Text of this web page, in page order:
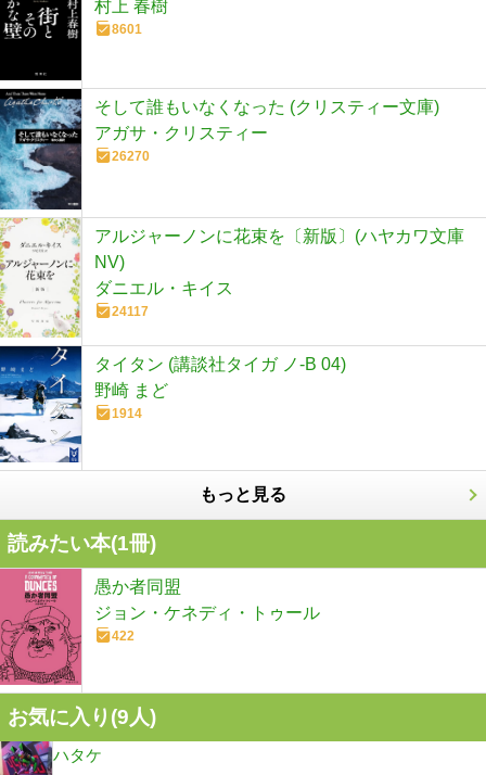
村上 春樹
8601
そして誰もいなくなった (クリスティー文庫)
アガサ・クリスティー
26270
アルジャーノンに花束を〔新版〕(ハヤカワ文庫
NV)
ダニエル・キイス
24117
タイタン (講談社タイガ ノ-B 04)
野崎 まど
1914
もっと見る
読みたい本(1冊)
愚か者同盟
ジョン・ケネディ・トゥール
422
お気に入り(9人)
ハタケ